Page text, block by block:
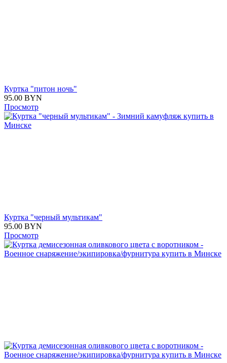
Куртка "питон ночь"
95.00 BYN
Просмотр
Куртка "черный мультикам"
95.00 BYN
Просмотр